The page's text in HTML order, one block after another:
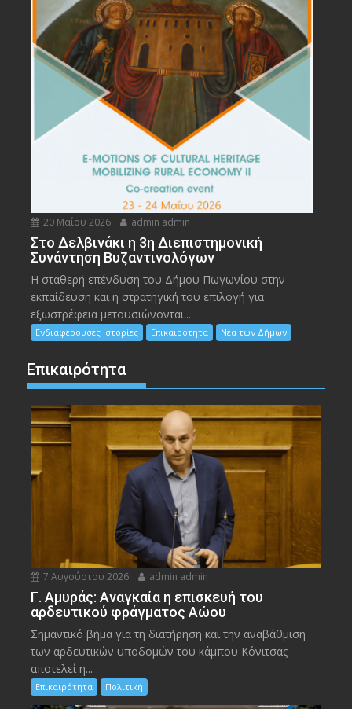
20 Μαΐου 2026 admin admin
Στο Δελβινάκι η 3η Διεπιστημονική
Συνάντηση Βυζαντινολόγων
Η σταθερή επένδυση του Δήμου Πωγωνίου στην
εκπαίδευση και η στρατηγική του επιλογή για
εξωστρέφεια μετουσιώνονται...
Ενδιαφέρουσες Ιστορίες Επικαιρότητα Νέα των Δήμων
Επικαιρότητα
7 Αυγούστου 2026 admin admin
Γ. Αμυράς: Αναγκαία η επισκευή του
αρδευτικού φράγματος Αώου
Σημαντικό βήμα για τη διατήρηση και την αναβάθμιση
των αρδευτικών υποδομών του κάμπου Κόνιτσας
αποτελεί η...
Επικαιρότητα Πολιτική